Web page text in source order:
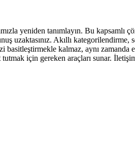
yeniden tanımlayın. Bu kapsamlı
uzaktasınız. Akıllı kategorilendirme,
kalmaz, aynı
için gereken araçları sunar.